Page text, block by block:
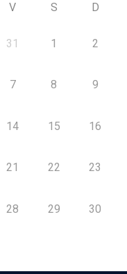
V S D
31 1 2
7 8 9
14 15 16
21 22 23
28 29 30